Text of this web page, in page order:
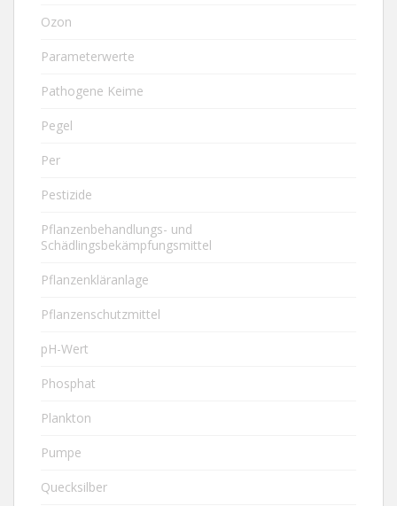
Ozon
Parameterwerte
Pathogene Keime
Pegel
Per
Pestizide
Pflanzenbehandlungs- und
Schädlingsbekämpfungsmittel
Pflanzenkläranlage
Pflanzenschutzmittel
pH-Wert
Phosphat
Plankton
Pumpe
Quecksilber